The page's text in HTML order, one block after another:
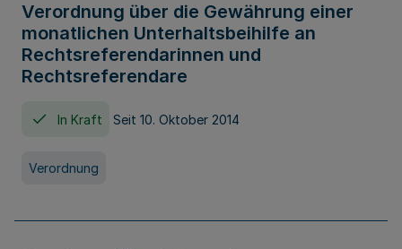
Verordnung über die Gewährung einer
monatlichen Unterhaltsbeihilfe an
Rechtsreferendarinnen und
Rechtsreferendare
In Kraft Seit 10. Oktober 2014
Verordnung